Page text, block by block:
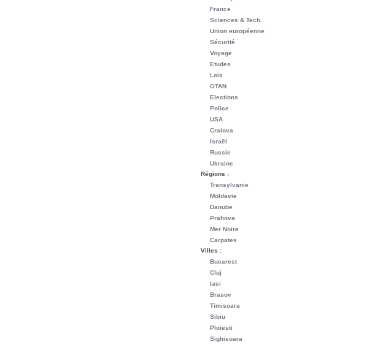
France
Sciences & Tech.
Union européenne
Sécurité
Voyage
Etudes
Lois
OTAN
Elections
Police
USA
Craiova
Israël
Russie
Ukraine
Régions :
Transylvanie
Moldavie
Danube
Prahova
Mer Noire
Carpates
Villes :
Bucarest
Cluj
Iasi
Brasov
Timisoara
Sibiu
Ploiesti
Sighisoara